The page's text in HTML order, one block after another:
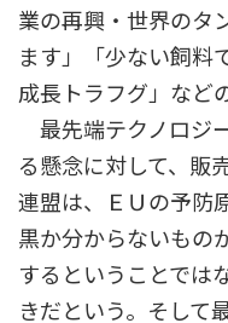
業の再興・世界のタ
ます」「少ない飼料
成長トラフグ」など
最先端テクノロジ
る懸念に対して、販
連盟は、ＥＵの予防
黒か分からないもの
するということでは
きだという。そして